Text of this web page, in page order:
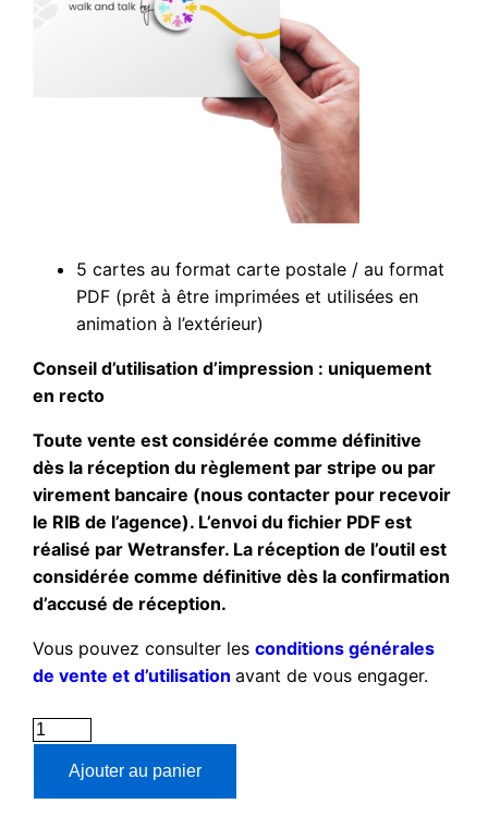
5 cartes au format carte postale / au format
PDF (prêt à être imprimées et utilisées en
animation à l’extérieur)
Conseil d’utilisation d’impression : uniquement
en recto
Toute vente est considérée comme définitive
dès la réception du règlement par stripe ou par
virement bancaire (nous contacter pour recevoir
le RIB de l’agence). L’envoi du fichier PDF est
réalisé par Wetransfer. La réception de l’outil est
considérée comme définitive dès la confirmation
d’accusé de réception.
Vous pouvez consulter lesconditions générales
de vente et d’utilisation avant de vous engager.
quantité
Cartes
Ajouter au panier